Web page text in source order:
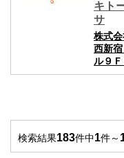
キト
サ
株式
西新
ル９Ｆ
検索結果183件中1件～